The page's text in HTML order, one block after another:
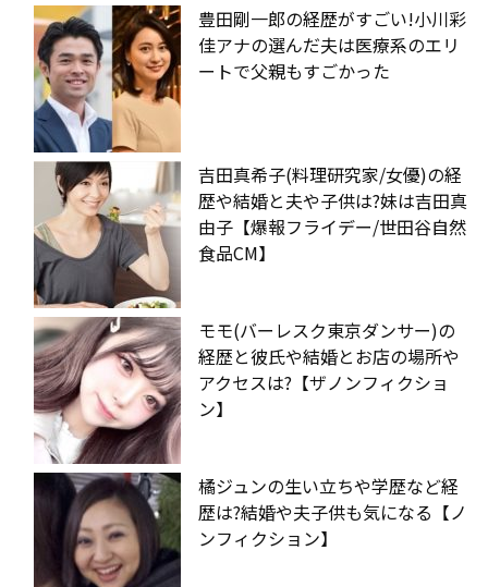
豊田剛一郎の経歴がすごい!小川彩
佳アナの選んだ夫は医療系のエリ
ートで父親もすごかった
吉田真希子(料理研究家/女優)の経
歴や結婚と夫や子供は?妹は吉田真
由子【爆報フライデー/世田谷自然
食品CM】
モモ(バーレスク東京ダンサー)の
経歴と彼氏や結婚とお店の場所や
アクセスは?【ザノンフィクショ
ン】
橘ジュンの生い立ちや学歴など経
歴は?結婚や夫子供も気になる【ノ
ンフィクション】